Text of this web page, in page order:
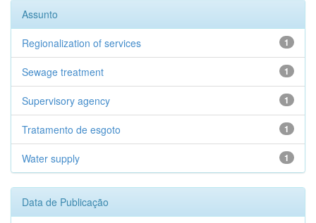
Assunto
1
Regionalization of services
1
Sewage treatment
1
Supervisory agency
1
Tratamento de esgoto
1
Water supply
Data de Publicação